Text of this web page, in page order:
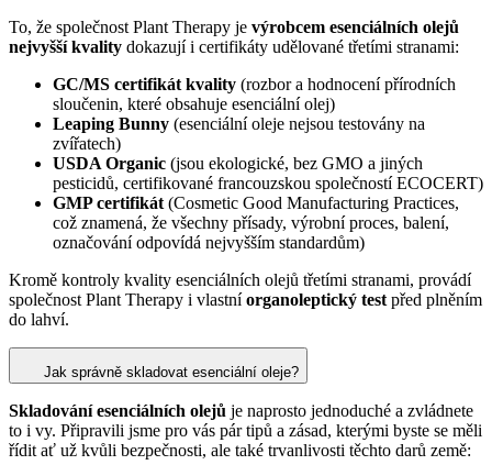
To, že společnost Plant Therapy je výrobcem esenciálních olejů
nejvyšší kvality dokazují i certifikáty udělované třetími stranami:
GC/MS certifikát kvality (rozbor a hodnocení přírodních
sloučenin, které obsahuje esenciální olej)
Leaping Bunny (esenciální oleje nejsou testovány na
zvířatech)
USDA Organic (jsou ekologické, bez GMO a jiných
pesticidů, certifikované francouzskou společností ECOCERT)
GMP certifikát (Cosmetic Good Manufacturing Practices,
což znamená, že všechny přísady, výrobní proces, balení,
označování odpovídá nejvyšším standardům)
Kromě kontroly kvality esenciálních olejů třetími stranami, provádí
společnost Plant Therapy i vlastníorganoleptický test před plněním
do lahví.
Jak správně skladovat esenciální oleje?
Skladování esenciálních olejů je naprosto jednoduché a zvládnete
to i vy. Připravili jsme pro vás pár tipů a zásad, kterými byste se měli
řídit ať už kvůli bezpečnosti, ale také trvanlivosti těchto darů země: